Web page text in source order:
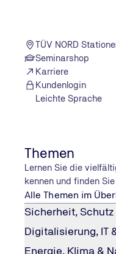
TÜV NORD
Seminarshop
Karriere
Kundenlogin
Leichte Sprache
Themen
Lernen Sie die
kennen und finden
Alle Themen im
Sicherheit,
Digitalisierung, IT
Energie, Klima &